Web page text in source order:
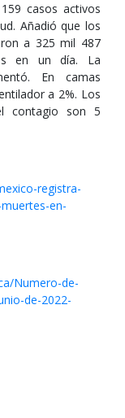
casos activos
Añadió que los
a 325 mil 487
en un día. La
En camas
a 2%. Los
contagio son 5
registra-
en-
Numero-de-
de-2022-